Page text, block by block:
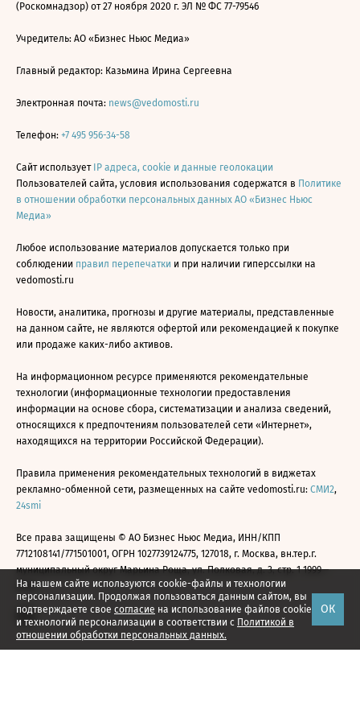
На нашем сайте используются cookie-файлы и технологии
персонализации. Продолжая пользоваться данным сайтом, вы
подтверждаете свое согласие на использование файлов cookie
и технологий персонализации в соответствии с Политикой в
отношении обработки персональных данных.
ОК
(Роскомнадзор) от 27 ноября 2020 г. ЭЛ № ФС 77-79546
Учредитель: АО «Бизнес Ньюс Медиа»
Главный редактор: Казьмина Ирина Сергеевна
Электронная почта: news@vedomosti.ru
Телефон: +7 495 956-34-58
Сайт использует IP адреса, cookie и данные геолокации
Пользователей сайта, условия использования содержатся в Политике
в отношении обработки персональных данных АО «Бизнес Ньюс
Медиа»
Любое использование материалов допускается только при
соблюдении правил перепечатки и при наличии гиперссылки на
vedomosti.ru
Новости, аналитика, прогнозы и другие материалы, представленные
на данном сайте, не являются офертой или рекомендацией к покупке
или продаже каких-либо активов.
На информационном ресурсе применяются рекомендательные
технологии (информационные технологии предоставления
информации на основе сбора, систематизации и анализа сведений,
относящихся к предпочтениям пользователей сети «Интернет»,
находящихся на территории Российской Федерации).
Правила применения рекомендательных технологий в виджетах
рекламно-обменной сети, размещенных на сайте vedomosti.ru: СМИ2,
24smi
Все права защищены © АО Бизнес Ньюс Медиа, ИНН/КПП
7712108141/771501001, ОГРН 1027739124775, 127018, г. Москва, вн.тер.г.
муниципальный округ Марьина Роща, ул. Полковая, д. 3, стр. 1 1999—
2026